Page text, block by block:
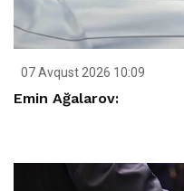
07 Avqust 2026 10:09
Emin Ağalarov: